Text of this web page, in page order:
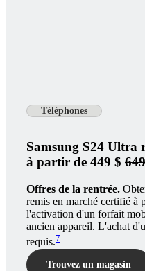
Téléphones
Samsung S24 Ultra
à partir de 449 $
Offres de la rentrée.
remis en marché certifié à
l'activation d'un forfait
ancien appareil. L'achat
requis.7
Trouvez un magasin